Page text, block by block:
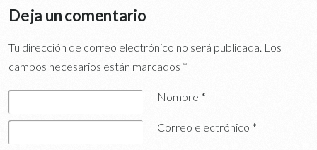
Deja un comentario
Tu dirección de correo electrónico no será publicada. Los
campos necesarios están marcados *
Nombre *
Correo electrónico *